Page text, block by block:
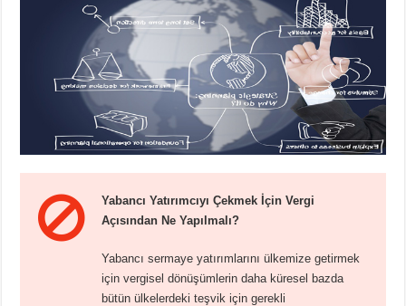
Yabancı Yatırımcıyı Çekmek İçin Vergi
Açısından Ne Yapılmalı?
Yabancı sermaye yatırımlarını ülkemize getirmek
için vergisel dönüşümlerin daha küresel bazda
bütün ülkelerdeki teşvik için gerekli